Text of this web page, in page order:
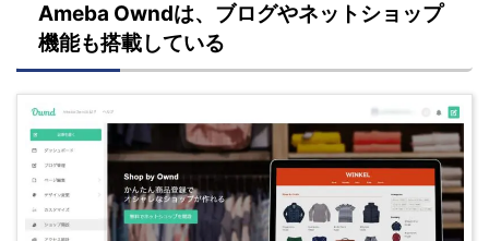
Ameba Owndは、ブログやネットショップ
機能も搭載している